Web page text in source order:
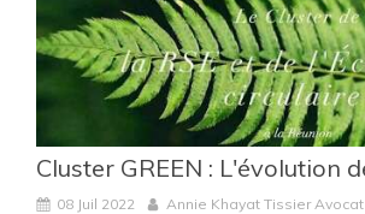
08 Juil 2022
Annie Khayat Tissier Avocat